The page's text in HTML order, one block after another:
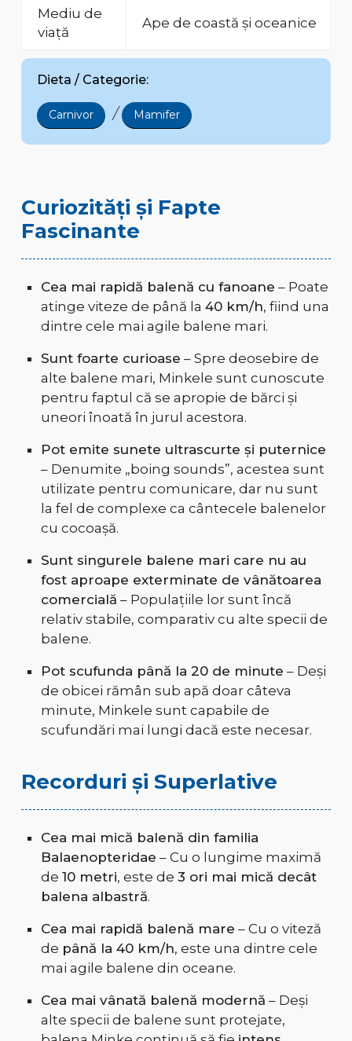
Mediu de
viață
Ape de coastă și oceanice
Dieta / Categorie:
Carnivor / Mamifer
Curiozități și Fapte
Fascinante
Cea mai rapidă balenă cu fanoane – Poate
atinge viteze de până la 40 km/h, fiind una
dintre cele mai agile balene mari.
Sunt foarte curioase – Spre deosebire de
alte balene mari, Minkele sunt cunoscute
pentru faptul că se apropie de bărci și
uneori înoată în jurul acestora.
Pot emite sunete ultrascurte și puternice
– Denumite „boing sounds”, acestea sunt
utilizate pentru comunicare, dar nu sunt
la fel de complexe ca cântecele balenelor
cu cocoașă.
Sunt singurele balene mari care nu au
fost aproape exterminate de vânătoarea
comercială – Populațiile lor sunt încă
relativ stabile, comparativ cu alte specii de
balene.
Pot scufunda până la 20 de minute – Deși
de obicei rămân sub apă doar câteva
minute, Minkele sunt capabile de
scufundări mai lungi dacă este necesar.
Recorduri și Superlative
Cea mai mică balenă din familia
Balaenopteridae – Cu o lungime maximă
de 10 metri, este de 3 ori mai mică decât
balena albastră.
Cea mai rapidă balenă mare – Cu o viteză
de până la 40 km/h, este una dintre cele
mai agile balene din oceane.
Cea mai vânată balenă modernă – Deși
alte specii de balene sunt protejate,